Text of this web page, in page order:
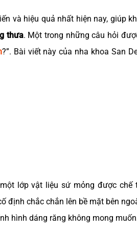
và hiệu quả nhất hiện nay, giúp
thưa. Một trong những câu hỏi
?”. Bài viết này của nha khoa San
lớp vật liệu sứ mỏng được chế
định chắc chắn lên bề mặt bên
hình dáng răng không mong